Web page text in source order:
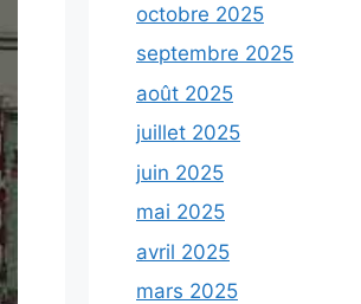
octobre 2025
septembre 2025
août 2025
juillet 2025
juin 2025
mai 2025
avril 2025
mars 2025